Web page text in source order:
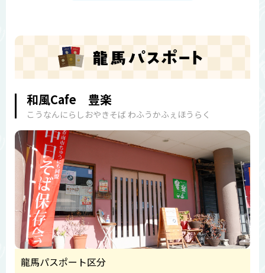
和風Cafe 豊楽
こうなんにらしおやきそば わふうかふぇほうらく
龍馬パスポート区分